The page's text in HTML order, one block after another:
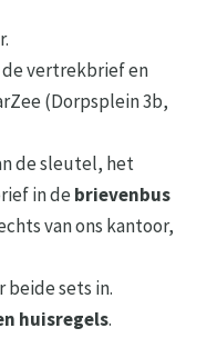
de vertrekbrief en
(Dorpsplein 3b,
de sleutel, het
in de brievenbus
van ons kantoor,
beide sets in.
huisregels.